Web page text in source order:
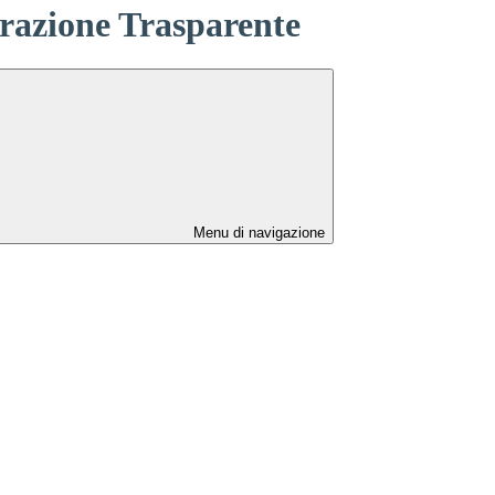
Trasparente
Menu di navigazione